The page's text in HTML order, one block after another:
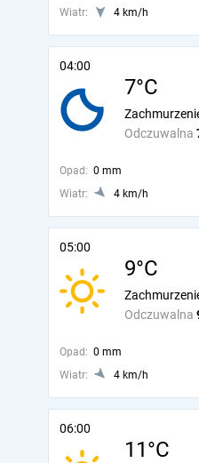
Wiatr:
4 km/h
04:00
7°C
Odczuwalna
Opad: 0 mm
Wiatr:
4 km/h
05:00
9°C
Odczuwalna
Opad: 0 mm
Wiatr:
4 km/h
06:00
11°C